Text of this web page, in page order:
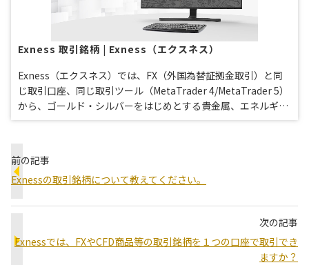
Exness 取引銘柄 | Exness（エクスネス）
Exness（エクスネス）では、FX（外国為替証拠金取引）と同
じ取引口座、同じ取引ツール（MetaTrader 4/MetaTrader 5）
から、ゴールド・シルバーをはじめとする貴金属、エネルギー
（原油・天然ガス）、米国株式、株価指数、仮想通貨といった
前の記事
Exnessの取引銘柄について教えてください。
次の記事
Exnessでは、FXやCFD商品等の取引銘柄を１つの口座で取引でき
ますか？